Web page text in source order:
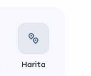
Harita